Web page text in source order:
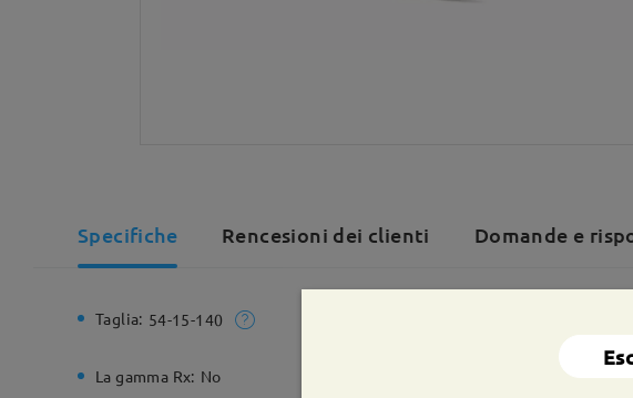
Specifiche Rencesioni dei clienti Domande e
Taglia: 54-15-140
La gamma Rx: No No